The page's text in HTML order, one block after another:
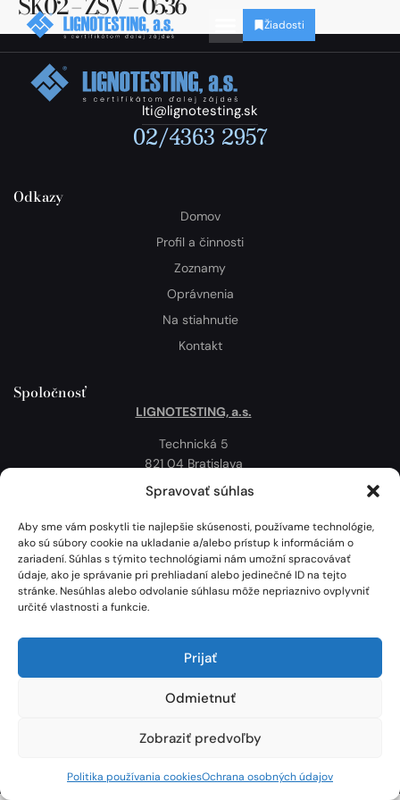
Spravovať súhlas
Aby sme vám poskytli tie najlepšie skúsenosti, používame technológie,
ako sú súbory cookie na ukladanie a/alebo prístup k informáciám o
zariadení. Súhlas s týmito technológiami nám umožní spracovávať
údaje, ako je správanie pri prehliadaní alebo jedinečné ID na tejto
stránke. Nesúhlas alebo odvolanie súhlasu môže nepriaznivo ovplyvniť
určité vlastnosti a funkcie.
Prijať
Odmietnuť
Zobraziť predvoľby
Politika používania cookiesOchrana osobných údajov
Žiadosti
lti@lignotesting.sk
02/4363 2957
Odkazy
Domov
Profil a činnosti
Zoznamy
Oprávnenia
Na stiahnutie
Kontakt
Spoločnosť
LIGNOTESTING, a.s.
Technická 5
821 04 Bratislava
Slovenská republika
Politika používania cookies
Mapa
Lignotesting, a. s. © 2024 | Všetky práva vyhradené. | Vytvoril: Marek Heinfarth.